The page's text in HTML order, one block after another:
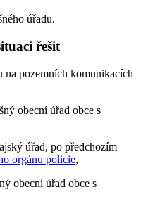
úřadu.
řešit
na pozemních komunikacích
obecní úřad obce s
úřad, po předchozím
orgánu policie,
obecní úřad obce s